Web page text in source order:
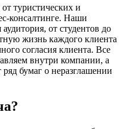
туристических и
консалтинге. Наши
от студентов до
жизнь каждого клиента
согласия клиента. Все
внутри компании, а
бумаг о неразглашении